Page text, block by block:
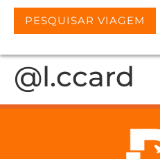
PESQUISAR VIAGEM
@l.ccard